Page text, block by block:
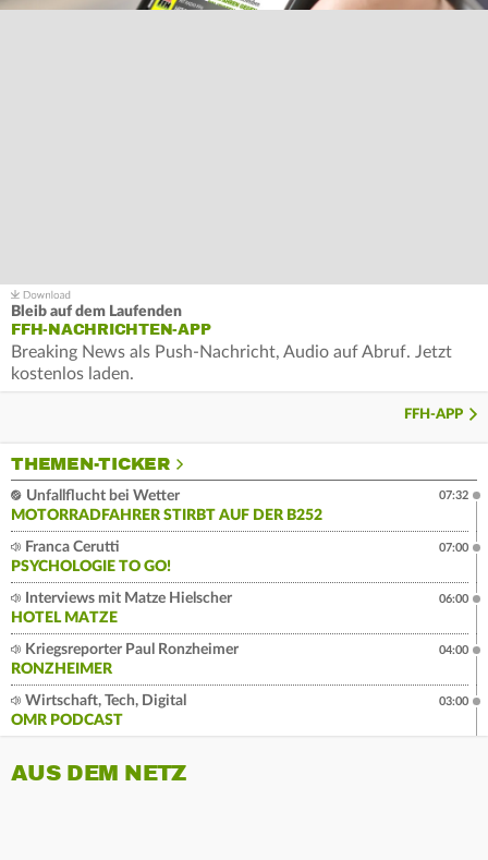
Bleib auf dem Laufenden
FFH-NACHRICHTEN-APP
Breaking News als Push-Nachricht, Audio auf Abruf. Jetzt
kostenlos laden.
FFH-APP
THEMEN-TICKER
Unfallflucht bei Wetter
MOTORRADFAHRER STIRBT AUF DER B252
07:32
Franca Cerutti
PSYCHOLOGIE TO GO!
07:00
Interviews mit Matze Hielscher
HOTEL MATZE
06:00
Kriegsreporter Paul Ronzheimer
RONZHEIMER
04:00
Wirtschaft, Tech, Digital
OMR PODCAST
03:00
AUS DEM NETZ